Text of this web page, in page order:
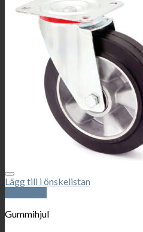
Lägg till i önskelistan
Gummihjul